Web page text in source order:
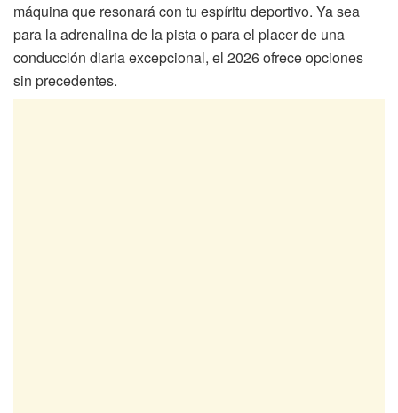
máquina que resonará con tu espíritu deportivo. Ya sea
para la adrenalina de la pista o para el placer de una
conducción diaria excepcional, el 2026 ofrece opciones
sin precedentes.